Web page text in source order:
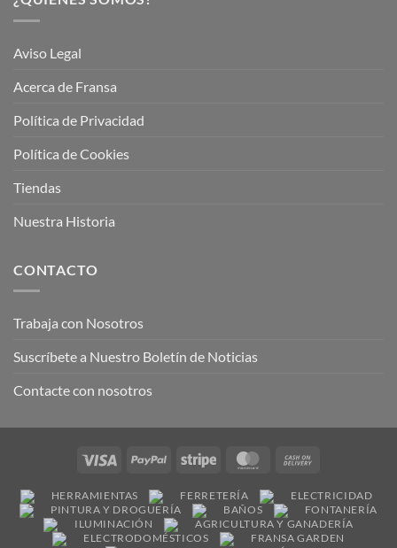
Aviso Legal
Acerca de Fransa
Política de Privacidad
Política de Cookies
Tiendas
Nuestra Historia
CONTACTO
Trabaja con Nosotros
Suscríbete a Nuestro Boletín de Noticias
Contacte con nosotros
Visa PayPal Stripe MasterCard
Delivery
HERRAMIENTAS FERRETERÍA
ELECTRICIDAD
PINTURA Y DROGUERÍA
BAÑOS
FONTANERÍA
ILUMINACIÓN
AGRICULTURA Y GANADERÍA
ELECTRODOMÉSTICOS
FRANSA GARDEN